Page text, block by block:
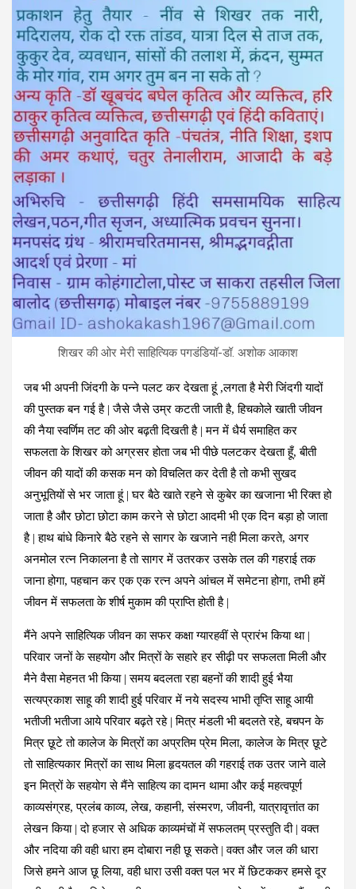
शिखर की ओर मेरी साहित्यिक पगडंडियॉ-डॉ. अशोक आकाश
जब भी अपनी जिंदगी के पन्ने पलट कर देखता हूं ,लगता है मेरी जिंदगी यादों
की पुस्तक बन गई है | जैसे जैसे उम्र कटती जाती है, हिचकोले खाती जीवन
की नैया स्वर्णिम तट की ओर बढ़ती दिखती है | मन में धैर्य समाहित कर
सफलता के शिखर को अग्रसर होता जब भी पीछे पलटकर देखता हूँ, बीती
जीवन की यादों की कसक मन को विचलित कर देती है तो कभी सुखद
अनुभूतियों से भर जाता हूं | घर बैठे खाते रहने से कुबेर का खजाना भी रिक्त हो
जाता है और छोटा छोटा काम करने से छोटा आदमी भी एक दिन बड़ा हो जाता
है | हाथ बांधे किनारे बैठे रहने से सागर के खजाने नही मिला करते, अगर
अनमोल रत्न निकालना है तो सागर में उतरकर उसके तल की गहराई तक
जाना होगा, पहचान कर एक एक रत्न अपने आंचल में समेटना होगा, तभी हमें
जीवन में सफलता के शीर्ष मुकाम की प्राप्ति होती है |
मैंने अपने साहित्यिक जीवन का सफर कक्षा ग्यारहवीं से प्रारंभ किया था |
परिवार जनों के सहयोग और मित्रों के सहारे हर सीढ़ी पर सफलता मिली और
मैने वैसा मेहनत भी किया | समय बदलता रहा बहनों की शादी हुई भैया
सत्यप्रकाश साहू की शादी हुई परिवार में नये सदस्य भाभी तृप्ति साहू आयी
भतीजी भतीजा आये परिवार बढ़ते रहे | मित्र मंडली भी बदलते रहे, बचपन के
मित्र छूटे तो कालेज के मित्रों का अप्रतिम प्रेम मिला, कालेज के मित्र छूटे
तो साहित्यकार मित्रों का साथ मिला हृदयतल की गहराई तक उतर जाने वाले
इन मित्रों के सहयोग से मैंने साहित्य का दामन थामा और कई महत्वपूर्ण
काव्यसंग्रह, प्रलंब काव्य, लेख, कहानी, संस्मरण, जीवनी, यात्रावृत्तांत का
लेखन किया | दो हजार से अधिक काव्यमंचों में सफलतम् प्रस्तुति दी | वक्त
और नदिया की वही धारा हम दोबारा नही छू सकते | वक्त और जल की धारा
जिसे हमने आज छू लिया, वही धारा उसी वक्त पल भर में छिटककर हमसे दूर